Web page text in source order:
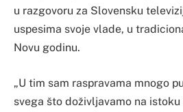
u razgovoru za Slovensku
uspesima svoje vlade, u
Novu godinu.
„U tim sam raspravama mnogo
svega što doživljavamo na